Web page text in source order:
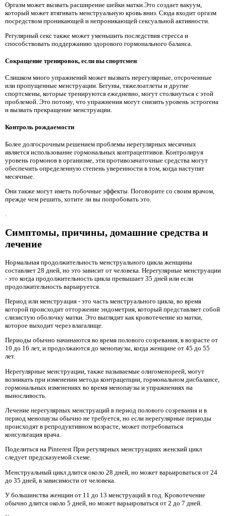
Оргазм может вызвать расширение шейки матки.Это создает вакуум,
который может втягивать менструальную кровь вниз. Сюда входит оргазм
посредством проникающей и непроникающей сексуальной активности.
Регулярный секс также может уменьшить последствия стресса и
способствовать поддержанию здорового гормонального баланса.
Сокращение тренировок, если вы спортсмен
Слишком много упражнений может вызвать нерегулярные, отсроченные
или пропущенные менструации. Бегуны, тяжелоатлеты и другие
спортсмены, которые тренируются ежедневно, могут столкнуться с этой
проблемой. Это потому, что упражнения могут снизить уровень эстрогена
и вызвать прекращение менструации.
Контроль рождаемости
Более долгосрочным решением проблемы нерегулярных месячных
является использование гормональных контрацептивов. Контролируя
уровень гормонов в организме, эти противозачаточные средства могут
обеспечить определенную степень уверенности в том, когда наступят
месячные.
Они также могут иметь побочные эффекты. Поговорите со своим врачом,
прежде чем решить, хотите ли вы попробовать это.
.
Симптомы, причины, домашние средства и
лечение
Нормальная продолжительность менструального цикла женщины
составляет 28 дней, но это зависит от человека. Нерегулярные менструации
- это когда продолжительность цикла превышает 35 дней или если
продолжительность варьируется.
Период или менструация - это часть менструального цикла, во время
которой происходит отторжение эндометрия, который представляет собой
слизистую оболочку матки. Это выглядит как кровотечение из матки,
которое выходит через влагалище.
Периоды обычно начинаются во время полового созревания, в возрасте от
10 до 16 лет, и продолжаются до менопаузы, когда женщине от 45 до 55
лет.
Нерегулярные менструации, также называемые олигоменореей, могут
возникать при изменении метода контрацепции, гормональном дисбалансе,
гормональных изменениях во время менопаузы и упражнениях на
выносливость.
Лечение нерегулярных менструаций в период полового созревания и в
период менопаузы обычно не требуется, но если нерегулярные периоды
происходят в репродуктивном возрасте, может потребоваться
консультация врача.
Поделиться на Pinterest При регулярных менструациях женский цикл
следует предсказуемой схеме.
Менструальный цикл длится около 28 дней, но может варьироваться от 24
до 35 дней, в зависимости от человека.
У большинства женщин от 11 до 13 менструаций в год. Кровотечение
обычно длится около 5 дней, но может варьироваться от 2 до 7 дней.